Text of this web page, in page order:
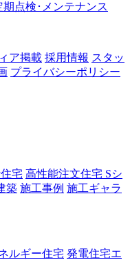
期点検･メンテナンス
ア掲載 採用情報 スタッ
プライバシーポリシー
宅 高性能注文住宅 Sシ
築 施工事例 施工ギャラ
ルギー住宅 発電住宅エ